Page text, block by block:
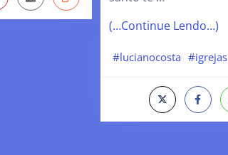
(…Continue Lendo…)
#lucianocosta #igrejas